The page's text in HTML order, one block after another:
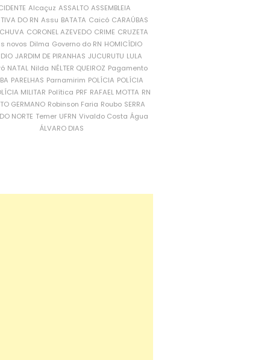
Alcaçuz ASSALTO ASSEMBLEIA
DO RN Assu BATATA Caicó CARAÚBAS
CORONEL AZEVEDO CRIME CRUZETA
novos Dilma Governo do RN HOMICÍDIO
JARDIM DE PIRANHAS JUCURUTU LULA
NATAL Nilda NÉLTER QUEIROZ Pagamento
PARELHAS Parnamirim POLÍCIA POLÍCIA
MILITAR Política PRF RAFAEL MOTTA RN
GERMANO Robinson Faria Roubo SERRA
NORTE Temer UFRN Vivaldo Costa Água
ÁLVARO DIAS